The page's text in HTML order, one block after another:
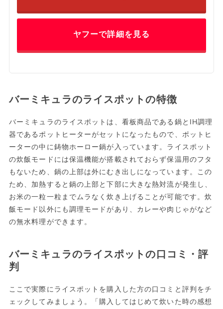
ヤフーで詳細を見る
バーミキュラのライスポットの特徴
バーミキュラのライスポットは、看板商品である鍋とIH調理
器であるポットヒーターがセットになったもので、ポットヒ
ーターの中に鋳物ホーロー鍋が入っています。ライスポット
の炊飯モードには保温機能が搭載されておらず保温用のフタ
もないため、鍋の上部は外にむき出しになっています。この
ため、加熱すると鍋の上部と下部に大きな熱対流が発生し、
お米の一粒一粒までムラなく炊き上げることが可能です。炊
飯モード以外にも調理モードがあり、カレーや肉じゃがなど
の無水料理ができます。
バーミキュラのライスポットの口コミ・評
判
ここで実際にライスポットを購入した方の口コミと評判をチ
ェックしてみましょう。「購入してはじめて炊いた時の感想